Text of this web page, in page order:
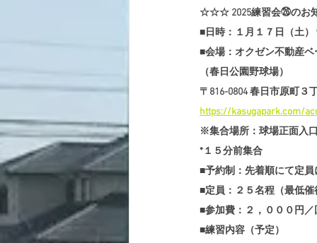
☆☆☆ 2025練習会㉖の
■日時：１月１７日（土
■会場：オクゼン不動産
（春日公園野球場）
〒816-0804 春日市原町３
https://kasugapark.com/
※集合場所：球場正面入
*１５分前集合
■予約制：先着順にて定
■定員：２５名程（最低
■参加費：２，０００円／
■練習内容（予定）